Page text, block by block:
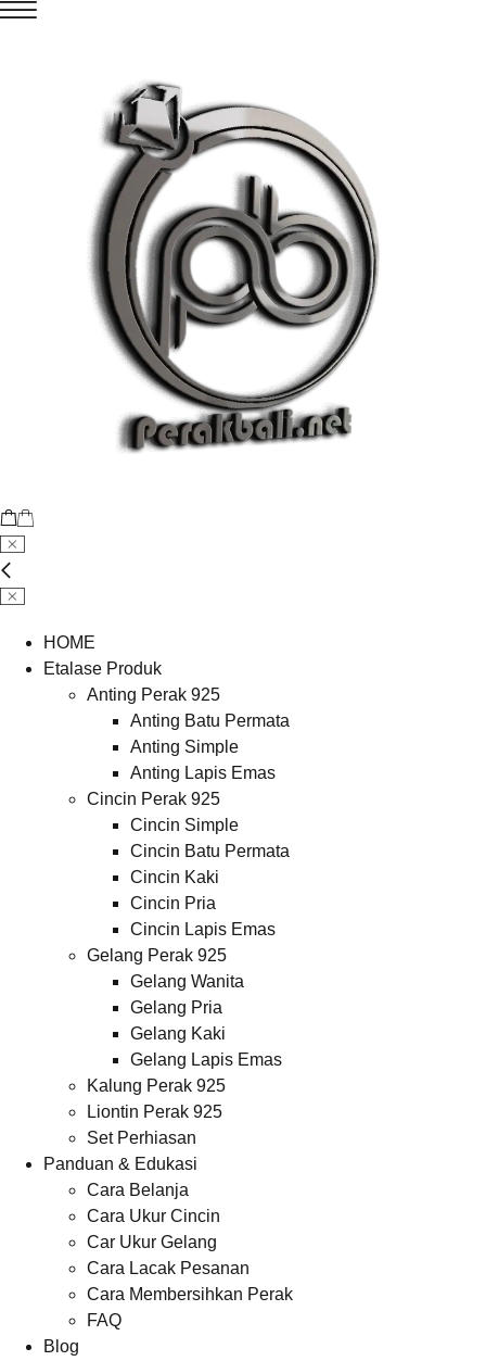
HOME
Etalase Produk
Anting Perak 925
Anting Batu Permata
Anting Simple
Anting Lapis Emas
Cincin Perak 925
Cincin Simple
Cincin Batu Permata
Cincin Kaki
Cincin Pria
Cincin Lapis Emas
Gelang Perak 925
Gelang Wanita
Gelang Pria
Gelang Kaki
Gelang Lapis Emas
Kalung Perak 925
Liontin Perak 925
Set Perhiasan
Panduan & Edukasi
Cara Belanja
Cara Ukur Cincin
Car Ukur Gelang
Cara Lacak Pesanan
Cara Membersihkan Perak
FAQ
Blog